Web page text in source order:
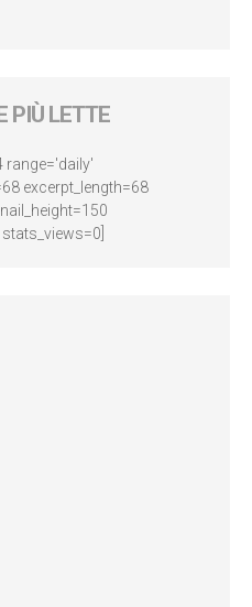
PIÙ LETTE
range='daily'
excerpt_length=68